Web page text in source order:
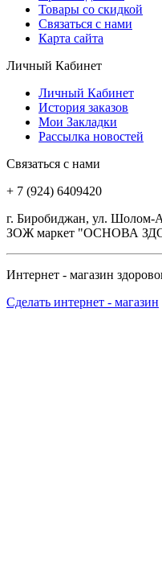
Товары со скидкой
Связаться с нами
Карта сайта
Личный Кабинет
Личный Кабинет
История заказов
Мои Закладки
Рассылка новостей
Связаться с нами
+ 7 (924) 6409420
г. Биробиджан, ул. Шолом-
ЗОЖ маркет "ОСНОВА
Интернет - магазин
Сделать интернет - магазин